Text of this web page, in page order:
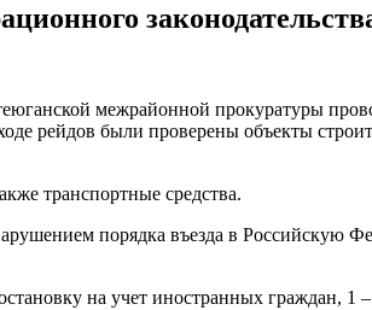
межрайонной прокуратуры
рейдов были проверены объекты
транспортные средства.
порядка въезда в Российскую
на учет иностранных граждан, 1